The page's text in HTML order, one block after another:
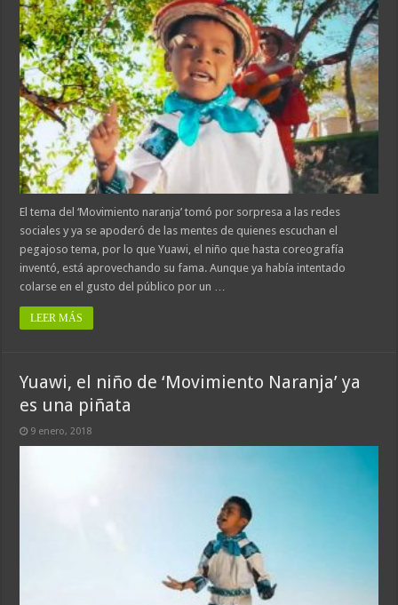
El tema del ‘Movimiento naranja’ tomó por sorpresa a las redes
sociales y ya se apoderó de las mentes de quienes escuchan el
pegajoso tema, por lo que Yuawi, el niño que hasta coreografía
inventó, está aprovechando su fama. Aunque ya había intentado
colarse en el gusto del público por un …
LEER MÁS
Yuawi, el niño de ‘Movimiento Naranja’ ya
es una piñata
9 enero, 2018